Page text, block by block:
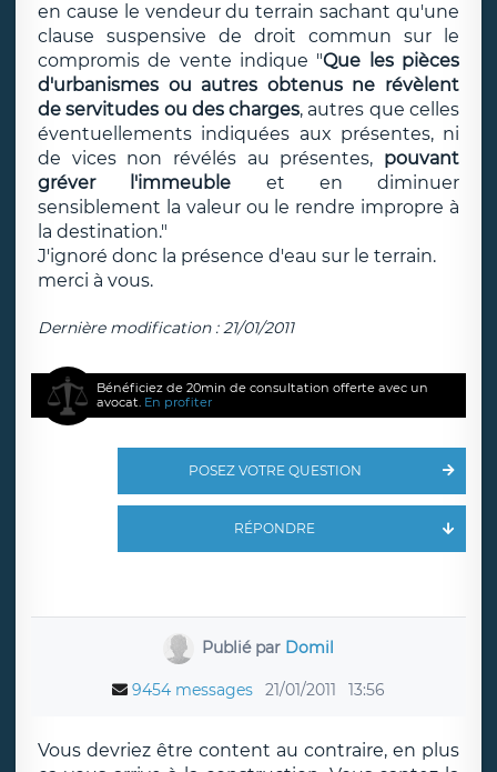
en cause le vendeur du terrain sachant qu'une
clause suspensive de droit commun sur le
compromis de vente indique "Que les pièces
d'urbanismes ou autres obtenus ne révèlent
de servitudes ou des charges, autres que celles
éventuellements indiquées aux présentes, ni
de vices non révélés au présentes, pouvant
gréver l'immeuble et en diminuer
sensiblement la valeur ou le rendre impropre à
la destination."
J'ignoré donc la présence d'eau sur le terrain.
merci à vous.
Dernière modification : 21/01/2011
Bénéficiez de 20min de consultation offerte avec un
avocat. En profiter
POSEZ VOTRE QUESTION
RÉPONDRE
Publié par Domil
9454 messages 21/01/2011 13:56
Vous devriez être content au contraire, en plus